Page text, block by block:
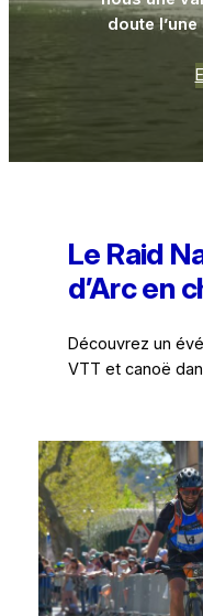
doute
Le Raid
d’Arc en
Découvrez un
VTT et canoë